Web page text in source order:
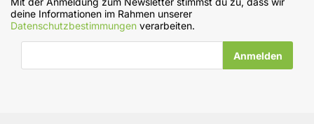
deine Informationen im Rahmen unserer
Datenschutzbestimmungen verarbeiten.
E-Mail-Adresse